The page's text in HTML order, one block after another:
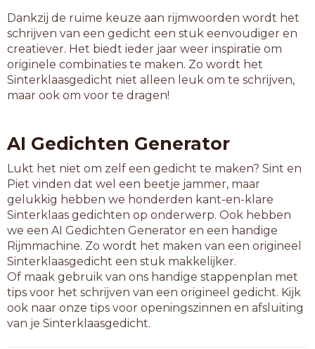
armslag
atv-dag
baaldag
bijslag
blokdag
bodybag
citybag
clubdag
damslag
dankdag
dinsdag
doodlag
doorlag
doorzag
gouwdag
hoogdag
jaardag
julidag
junidag
Dankzij de ruime keuze aan rijmwoorden wordt het
schrijven van een gedicht een stuk eenvoudiger en
creatiever. Het biedt ieder jaar weer inspiratie om
originele combinaties te maken. Zo wordt het
Sinterklaasgedicht niet alleen leuk om te schrijven,
maar ook om voor te dragen!
AI Gedichten Generator
Lukt het niet om zelf een gedicht te maken? Sint en
Piet vinden dat wel een beetje jammer, maar
gelukkig hebben we honderden kant-en-klare
Sinterklaas gedichten op onderwerp. Ook hebben
we een AI Gedichten Generator en een handige
Rijmmachine. Zo wordt het maken van een origineel
Sinterklaasgedicht een stuk makkelijker.
Of maak gebruik van ons handige stappenplan met
tips voor het schrijven van een origineel gedicht. Kijk
ook naar onze tips voor openingszinnen en afsluiting
van je Sinterklaasgedicht.